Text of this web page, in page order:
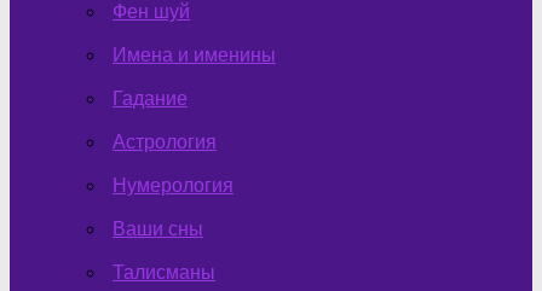
Фен шуй
Имена и именины
Гадание
Астрология
Нумерология
Ваши сны
Талисманы